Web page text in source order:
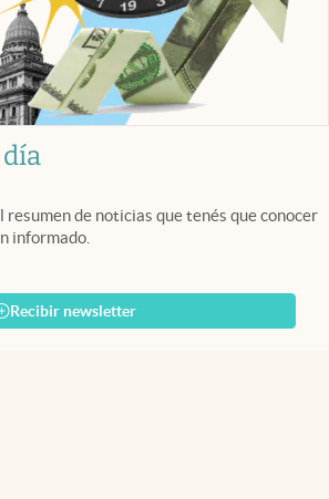
día
resumen de noticias que tenés que conocer
informado.
Recibir newsletter